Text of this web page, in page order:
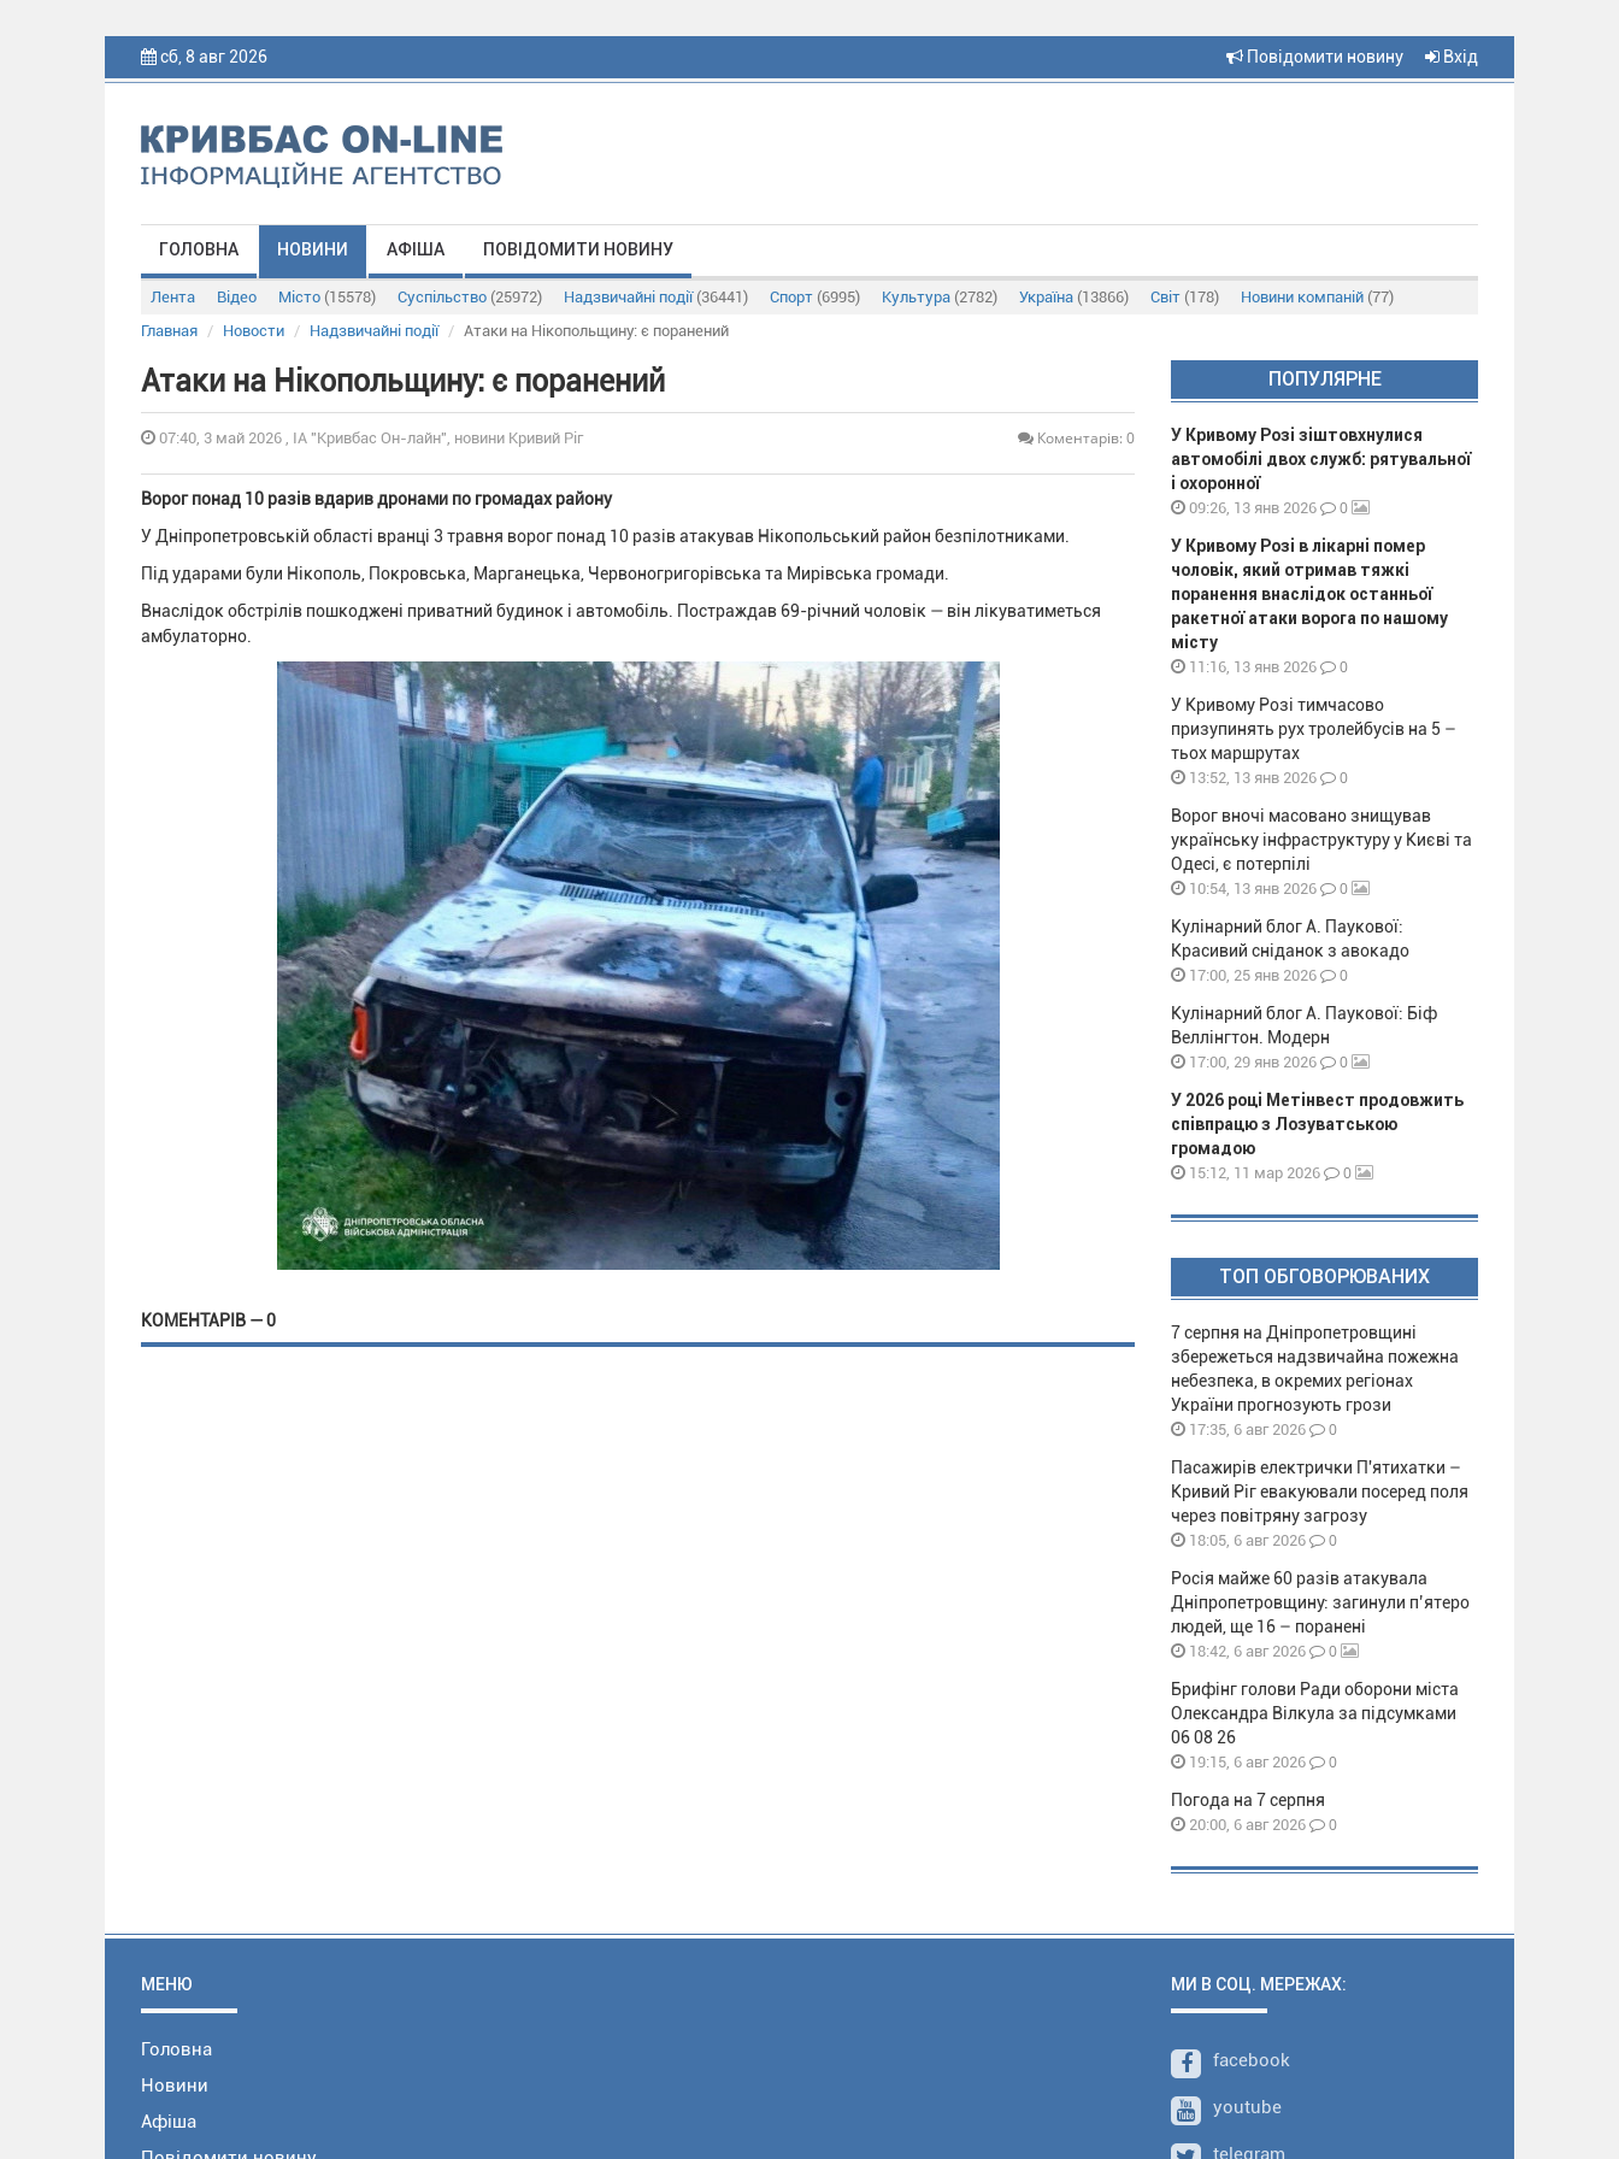
сб, 8 авг 2026 Повідомити новину Вхід
ГОЛОВНА НОВИНИ АФІША ПОВІДОМИТИ НОВИНУ
Лента Відео Місто (15578) Суспільство (25972) Надзвичайні події (36441) Спорт (6995) Культура (2782) Україна (13866) Світ (178) Новини компаній (77)
Главная
Новости Надзвичайні події Атаки на Нікопольщину: є поранений
Атаки на Нікопольщину: є поранений
07:40, 3 май 2026 , ІА "Кривбас Он-лайн", новини Кривий Ріг Коментарів: 0
Ворог понад 10 разів вдарив дронами по громадах району
У Дніпропетровській області вранці 3 травня ворог понад 10 разів атакував Нікопольський район безпілотниками.
Під ударами були Нікополь, Покровська, Марганецька, Червоногригорівська та Мирівська громади.
Внаслідок обстрілів пошкоджені приватний будинок і автомобіль. Постраждав 69-річний чоловік — він лікуватиметься
амбулаторно.
КОМЕНТАРІВ — 0
ПОПУЛЯРНЕ
У Кривому Розі зіштовхнулися
автомобілі двох служб: рятувальної
і охоронної
09:26, 13 янв 2026 0
У Кривому Розі в лікарні помер
чоловік, який отримав тяжкі
поранення внаслідок останньої
ракетної атаки ворога по нашому
місту
11:16, 13 янв 2026 0
У Кривому Розі тимчасово
призупинять рух тролейбусів на 5 –
тьох маршрутах
13:52, 13 янв 2026 0
Ворог вночі масовано знищував
українську інфраструктуру у Києві та
Одесі, є потерпілі
10:54, 13 янв 2026 0
Кулінарний блог А. Паукової:
Красивий сніданок з авокадо
17:00, 25 янв 2026 0
Кулінарний блог А. Паукової: Біф
Веллінгтон. Модерн
17:00, 29 янв 2026 0
У 2026 році Метінвест продовжить
співпрацю з Лозуватською
громадою
15:12, 11 мар 2026 0
ТОП ОБГОВОРЮВАНИХ
7 серпня на Дніпропетровщині
збережеться надзвичайна пожежна
небезпека, в окремих регіонах
України прогнозують грози
17:35, 6 авг 2026 0
Пасажирів електрички П'ятихатки –
Кривий Ріг евакуювали посеред поля
через повітряну загрозу
18:05, 6 авг 2026 0
Росія майже 60 разів атакувала
Дніпропетровщину: загинули п’ятеро
людей, ще 16 – поранені
18:42, 6 авг 2026 0
Брифінг голови Ради оборони міста
Олександра Вілкула за підсумками
06 08 26
19:15, 6 авг 2026 0
Погода на 7 серпня
20:00, 6 авг 2026 0
МЕНЮ
Головна
Новини
Афіша
МИ В СОЦ. МЕРЕЖАХ:
facebook
youtube
telegram